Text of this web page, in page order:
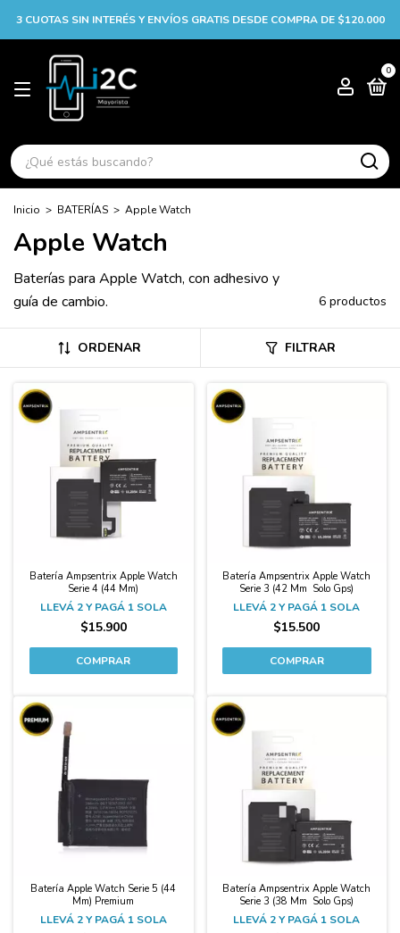
3 CUOTAS SIN INTERÉS Y ENVÍOS GRATIS DESDE COMPRA DE $120.000
0
Inicio > BATERÍAS > Apple Watch
Apple Watch
Baterías para Apple Watch, con adhesivo y
guía de cambio.
6 productos
ORDENAR FILTRAR
Batería Ampsentrix Apple Watch
Serie 4 (44 Mm)
LLEVÁ 2 Y PAGÁ 1 SOLA
$15.900
Batería Ampsentrix Apple Watch
Serie 3 (42 Mm  Solo Gps)
LLEVÁ 2 Y PAGÁ 1 SOLA
$15.500
Batería Apple Watch Serie 5 (44
Mm) Premium
LLEVÁ 2 Y PAGÁ 1 SOLA
Batería Ampsentrix Apple Watch
Serie 3 (38 Mm  Solo Gps)
LLEVÁ 2 Y PAGÁ 1 SOLA